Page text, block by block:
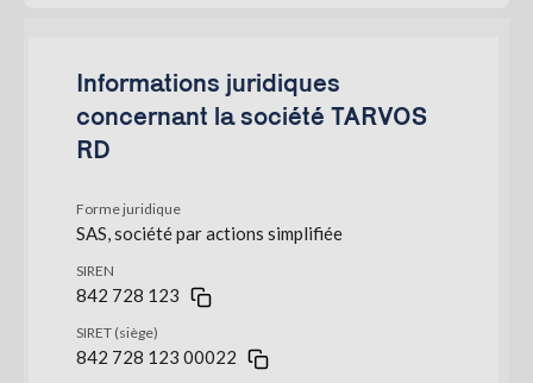
Informations juridiques
concernant la société TARVOS
RD
Forme juridique
SAS, société par actions simplifiée
SIREN
842 728 123
SIRET (siège)
842 728 123 00022